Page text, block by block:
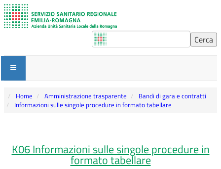
Home Amministrazione trasparente
Bandi di gara e contratti
Informazioni sulle singole procedure in formato tabellare
K06 Informazioni sulle singole procedure in
formato tabellare